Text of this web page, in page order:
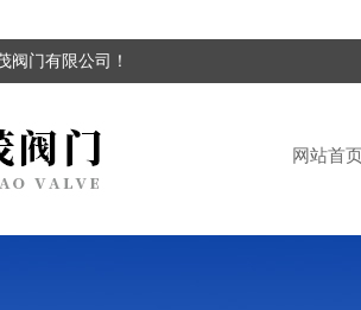
阀门有限公司！
网站首